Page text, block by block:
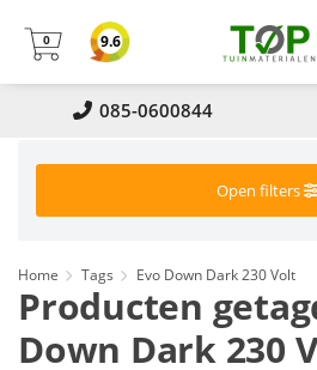
085-0600844
0 9.6
Open filters
Home Tags Evo Down Dark 230 Volt
Producten
Down Dark 230